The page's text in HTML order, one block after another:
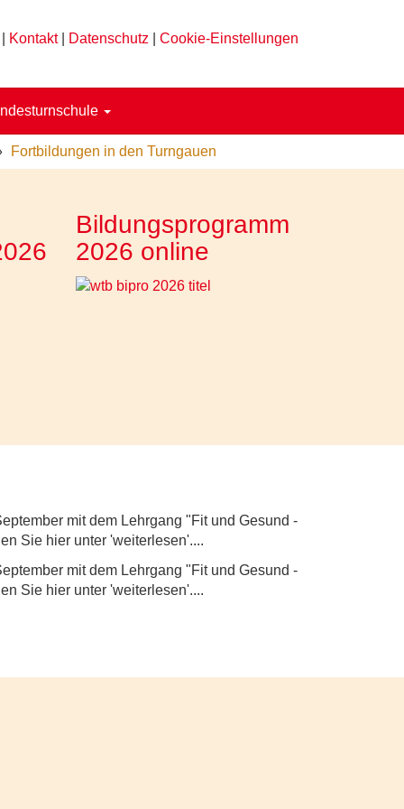
Kontakt| Datenschutz Cookie-Einstellungen
Fortbildungen in den Turngauen
Bildungsprogramm
2026 online
mit dem Lehrgang "Fit und Gesund -
Sie hier unter 'weiterlesen'....
mit dem Lehrgang "Fit und Gesund -
Sie hier unter 'weiterlesen'....